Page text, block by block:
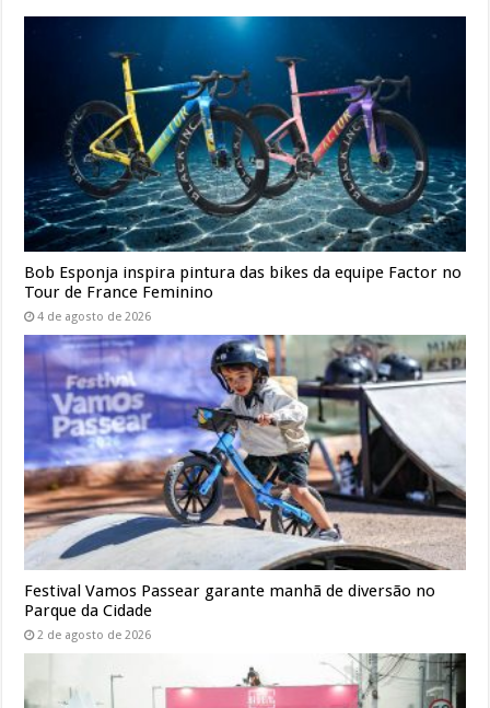
Bob Esponja inspira pintura das bikes da equipe Factor no
Tour de France Feminino
4 de agosto de 2026
Festival Vamos Passear garante manhã de diversão no
Parque da Cidade
2 de agosto de 2026